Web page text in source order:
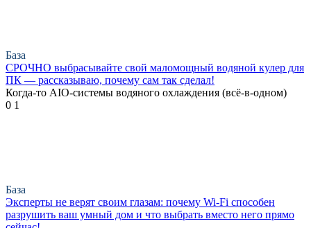
База
СРОЧНО выбрасывайте свой маломощный водяной кулер для
ПК — рассказываю, почему сам так сделал!
Когда-то AIO-системы водяного охлаждения (всё-в-одном)
0 1
База
Эксперты не верят своим глазам: почему Wi-Fi способен
разрушить ваш умный дом и что выбрать вместо него прямо